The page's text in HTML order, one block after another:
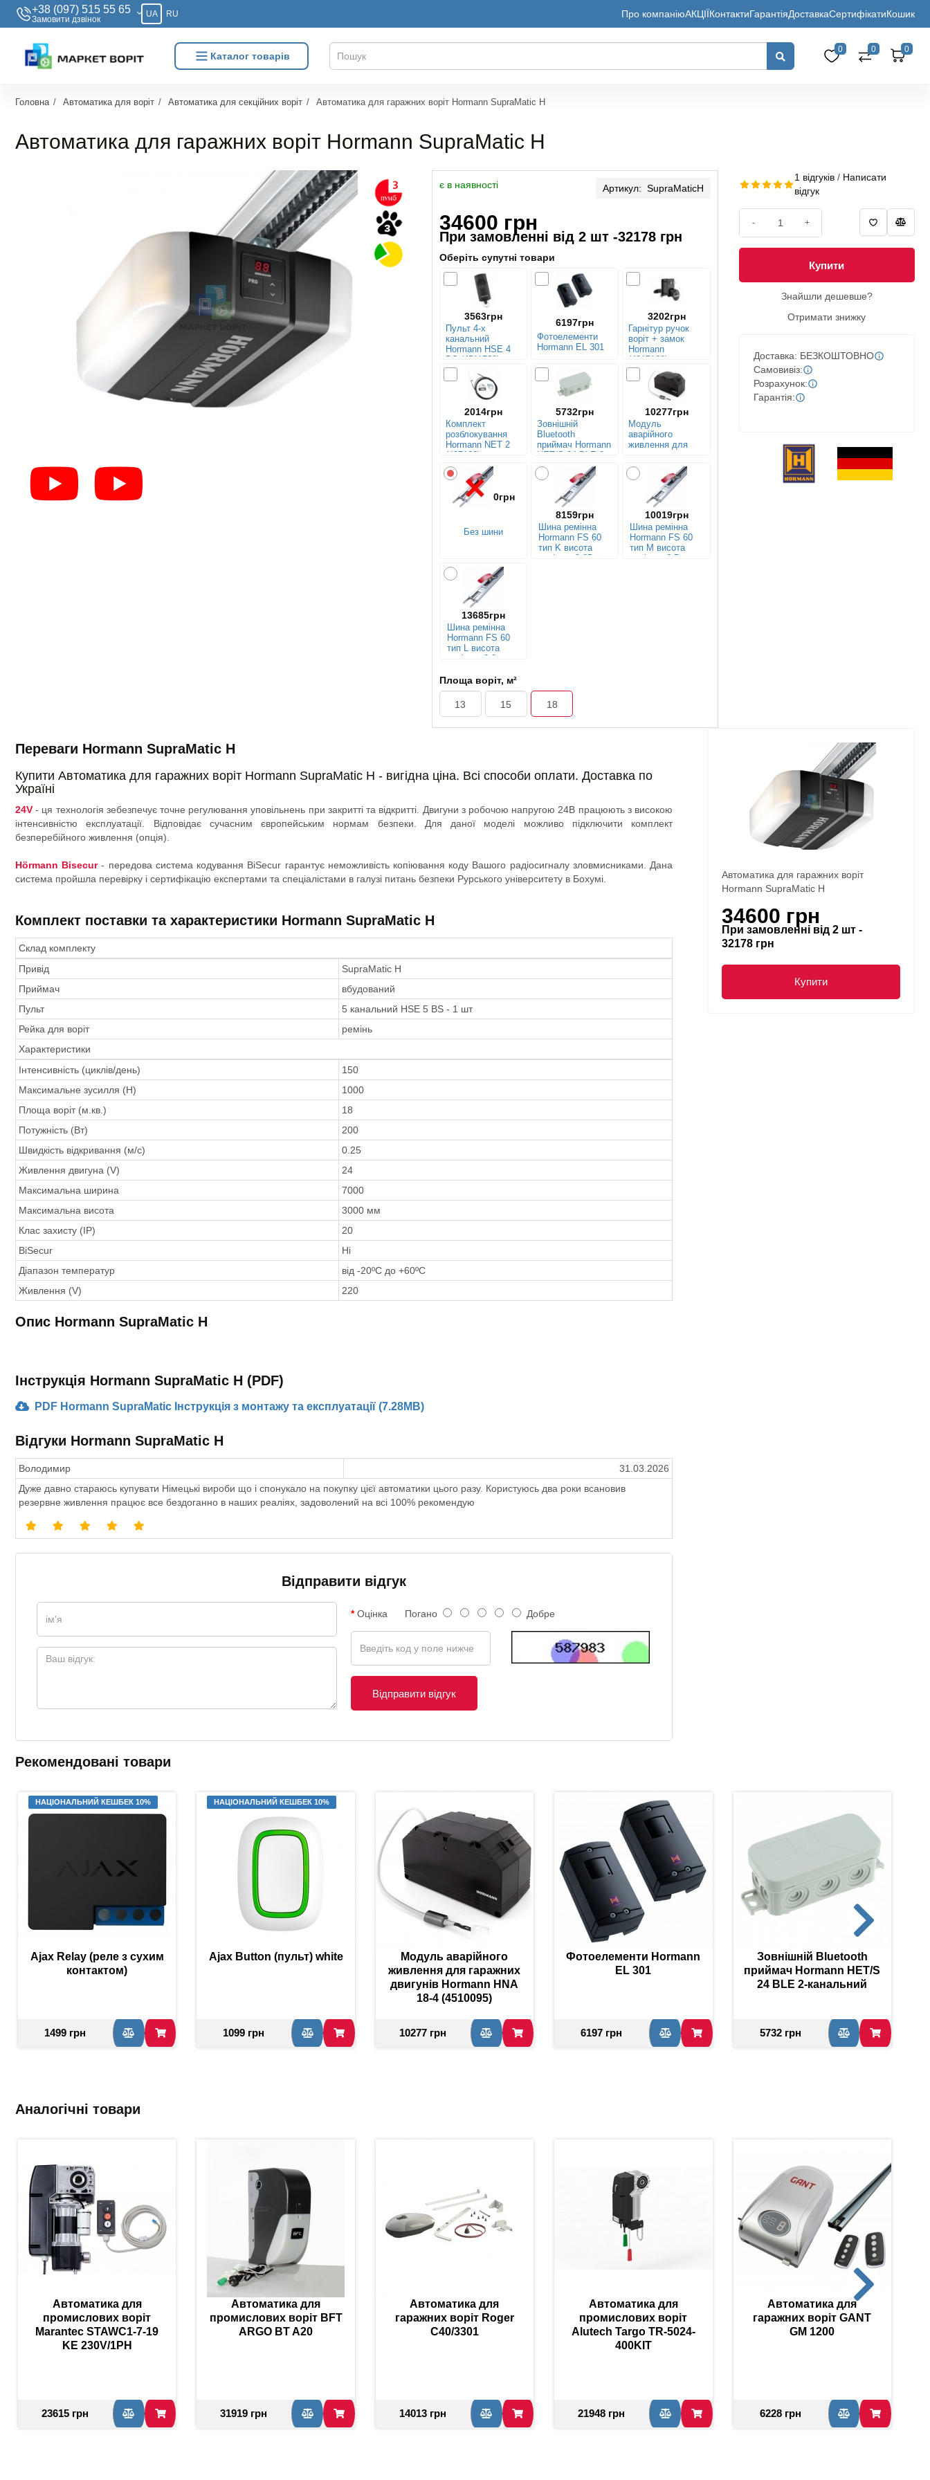
+38 (097) 515 55 65
Замовити дзвiнок
UA RU Про компаніюАКЦІЇКонтактиГарантіяДоставкаСертифікатиКошик
Каталог товарів
0 0 0
Головна Автоматика для воріт Автоматика для секційних воріт Автоматика для гаражних воріт Hormann SupraMatic H
Автоматика для гаражних воріт Hormann SupraMatic H
є в наявності Артикул: SupraMaticH
34600 грн
При замовленні від 2 шт -32178 грн
Оберіть супутні товари
Пульт 4-х
канальний
Hormann HSE 4
BS (4511738)
3563грн
Фотоелементи
Hormann EL 301
6197грн
Гарнітур ручок
воріт + замок
Hormann
(4015100)
3202грн
Комплект
розблокування
Hormann NET 2
(437183)
2014грн
Зовнішній
Bluetooth
приймач Hormann
HET/S 24 BLE 2-
канальний
5732грн
Модуль
аварійного
живлення для
двигунів Hormann
HNA 18-4
(4510095)
10277грн
Без шини
0грн
Шина ремінна
Hormann FS 60
тип K висота
воріт до 2.25 м
8159грн
Шина ремінна
Hormann FS 60
тип M висота
воріт до 2.5 м
10019грн
Шина ремінна
Hormann FS 60
тип L висота
воріт до 3.0 м
13685грн
Площа воріт, м²
13 15 18
1 відгуків / Написати
відгук
- +
Купити
Знайшли дешевше?
Отримати знижку
Доставка: БЕЗКОШТОВНО
Самовивіз:
Розрахунок:
Гарантія:
Автоматика для гаражних воріт
Hormann SupraMatic H
34600 грн
При замовленні від 2 шт -
32178 грн
Купити
Переваги Hormann SupraMatic H
Купити Автоматика для гаражних воріт Hormann SupraMatic H - вигідна ціна. Всі способи оплати. Доставка по
Україні
24V - ця технологія зебезпечує точне регулювання уповільнень при закритті та відкритті. Двигуни з робочою напругою 24В працюють з високою
інтенсивністю експлуатації. Відповідає сучасним європейським нормам безпеки. Для даної моделі можливо підключити комплект
безперебійного живлення (опція).
Hörmann Bisecur - передова система кодування BiSecur гарантує неможливість копіювання коду Вашого радіосигналу зловмисниками. Дана
система пройшла перевірку і сертифікацію експертами та спеціалістами в галузі питань безпеки Рурського університету в Бохумі.
Комплект поставки та характеристики Hormann SupraMatic H
Склад комплекту
Привід
SupraMatic H
Приймач
вбудований
Пульт
5 канальний HSE 5 BS - 1 шт
Рейка для воріт
ремінь
Характеристики
Інтенсивність (циклів/день)
150
Максимальне зусилля (Н)
1000
Площа воріт (м.кв.)
18
Потужність (Вт)
200
Швидкість відкривання (м/с)
0.25
Живлення двигуна (V)
24
Максимальна ширина
7000
Максимальна висота
3000 мм
Клас захисту (IP)
20
BiSecur
Ні
Діапазон температур
від -20ºС до +60ºС
Живлення (V)
220
Опис Hormann SupraMatic H
Інструкція Hormann SupraMatic H (PDF)
PDF Hormann SupraMatic Інструкція з монтажу та експлуатації (7.28MB)
Відгуки Hormann SupraMatic H
Володимир
31.03.2026
Дуже давно стараюсь купувати Німецькі вироби що і спонукало на покупку цієї автоматики цього разу. Користуюсь два роки всановив
резервне живлення працює все бездоганно в наших реаліях, задоволений на всі 100% рекомендую
Відправити відгук
Оцінка Погано Добре
Відправити відгук
Рекомендовані товари
НАЦІОНАЛЬНИЙ КЕШБЕК 10%
Ajax Relay (реле з сухим
контактом)
1499 грн
НАЦІОНАЛЬНИЙ КЕШБЕК 10%
Ajax Button (пульт) white
1099 грн
Модуль аварійного
живлення для гаражних
двигунів Hormann HNA
18-4 (4510095)
10277 грн
Фотоелементи Hormann
EL 301
6197 грн
Зовнішній Bluetooth
приймач Hormann HET/S
24 BLE 2-канальний
5732 грн
Аналогічні товари
Автоматика для
промислових воріт
Marantec STAWC1-7-19
KE 230V/1PH
23615 грн
Автоматика для
промислових воріт BFT
ARGO BT A20
31919 грн
Автоматика для
гаражних воріт Roger
C40/3301
14013 грн
Автоматика для
промислових воріт
Alutech Targo TR-5024-
400KIT
21948 грн
Автоматика для
гаражних воріт GANT
GM 1200
6228 грн